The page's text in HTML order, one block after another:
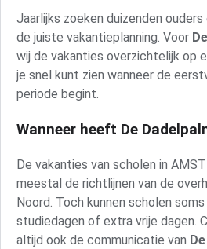
Jaarlijks zoeken duizenden ouders
de juiste vakantieplanning. Voor
wij de vakanties overzichtelijk op
je snel kunt zien wanneer de
periode begint.
Wanneer heeft De
De vakanties van scholen in
meestal de richtlijnen van de
Noord. Toch kunnen scholen
studiedagen of extra vrije dagen.
altijd ook de communicatie van